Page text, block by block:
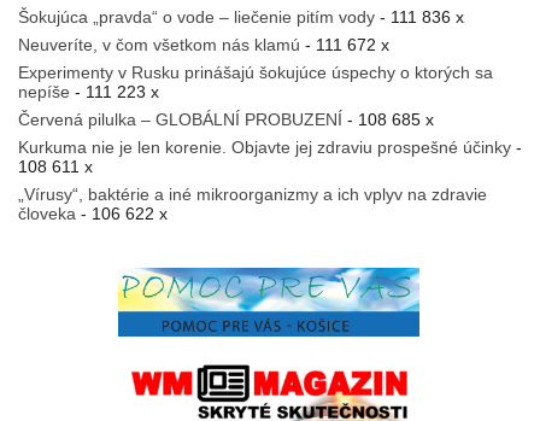
Šokujúca „pravda“ o vode – liečenie pitím vody - 111 836 x
Neuveríte, v čom všetkom nás klamú - 111 672 x
Experimenty v Rusku prinášajú šokujúce úspechy o ktorých sa
nepíše - 111 223 x
Červená pilulka – GLOBÁLNÍ PROBUZENÍ - 108 685 x
Kurkuma nie je len korenie. Objavte jej zdraviu prospešné účinky -
108 611 x
„Vírusy“, baktérie a iné mikroorganizmy a ich vplyv na zdravie
človeka - 106 622 x